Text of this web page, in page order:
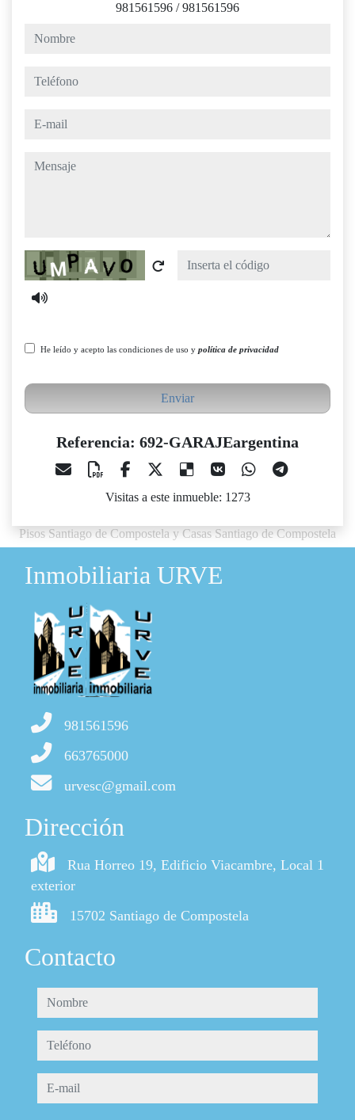
981561596 /981561596
nombre
teléfono
e-mail
mensaje
Captcha
He leído y acepto las condiciones de uso y política de privacidad
Enviar
Referencia: 692-GARAJEargentina
Visitas a este inmueble: 1273
Pisos Santiago de Compostela y Casas Santiago de Compostela
Inmobiliaria URVE
981561596
663765000
urvesc@gmail.com
Dirección
Rua Horreo 19, Edificio Viacambre, Local 1
exterior
15702 Santiago de Compostela
Contacto
nombre
teléfono
e-mail